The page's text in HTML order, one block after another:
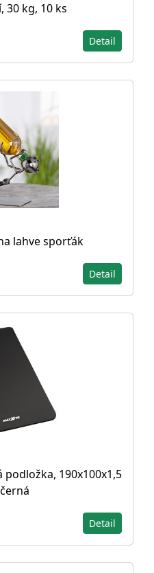
30 kg, 10 ks
Detail
lahve sporťák
Detail
podložka, 190x100x1,5
Detail